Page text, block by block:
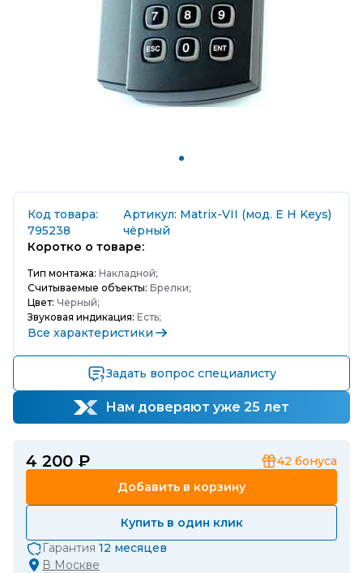
Код товара:
795238
Артикул: Matrix-VII (мод. E H Keys)
чёрный
Коротко о товаре:
Тип монтажа: Накладной;
Считываемые объекты: Брелки;
Цвет: Черный;
Звуковая индикация: Есть;
Все характеристики
Задать вопрос специалисту
Нам доверяют уже 25 лет
4 200 ₽ 42 бонуса
Добавить в корзину
Купить в один клик
Гарантия 12 месяцев
В Москве